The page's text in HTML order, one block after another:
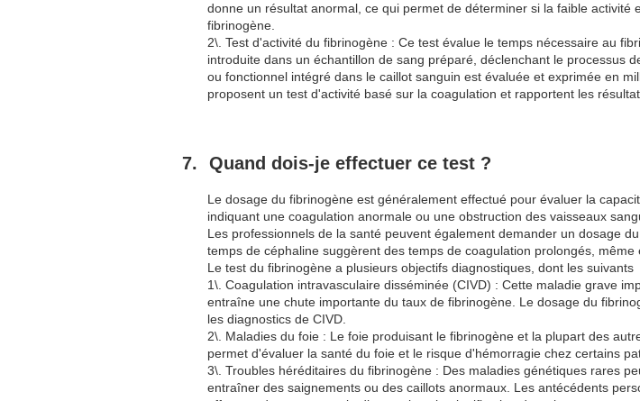
donne un résultat anormal, ce qui permet de déterminer si la faible
fibrinogène.
2\. Test d'activité du fibrinogène : Ce test évalue le temps nécessaire au
introduite dans un échantillon de sang préparé, déclenchant le processus
ou fonctionnel intégré dans le caillot sanguin est évaluée et exprimée en
proposent un test d'activité basé sur la coagulation et rapportent les
Quand dois-je effectuer ce test ?
Le dosage du fibrinogène est généralement effectué pour évaluer la
indiquant une coagulation anormale ou une obstruction des vaisseaux
Les professionnels de la santé peuvent également demander un dosage
temps de céphaline suggèrent des temps de coagulation prolongés, même
Le test du fibrinogène a plusieurs objectifs diagnostiques, dont les suivants
1\. Coagulation intravasculaire disséminée (CIVD) : Cette maladie grave
entraîne une chute importante du taux de fibrinogène. Le dosage du
les diagnostics de CIVD.
2\. Maladies du foie : Le foie produisant le fibrinogène et la plupart des
permet d'évaluer la santé du foie et le risque d'hémorragie chez certains
3\. Troubles héréditaires du fibrinogène : Des maladies génétiques rares
entraîner des saignements ou des caillots anormaux. Les antécédents